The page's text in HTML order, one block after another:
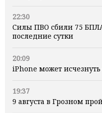
22:30
Силы ПВО сбили 75
последние сутки
20:09
iPhone может
19:37
9 августа в Грозном